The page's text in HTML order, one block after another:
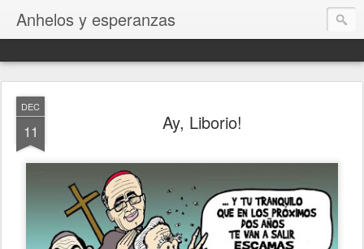
Anhelos y esperanzas
DEC
11 Ay, Liborio!